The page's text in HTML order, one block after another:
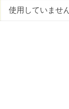
使用していませ